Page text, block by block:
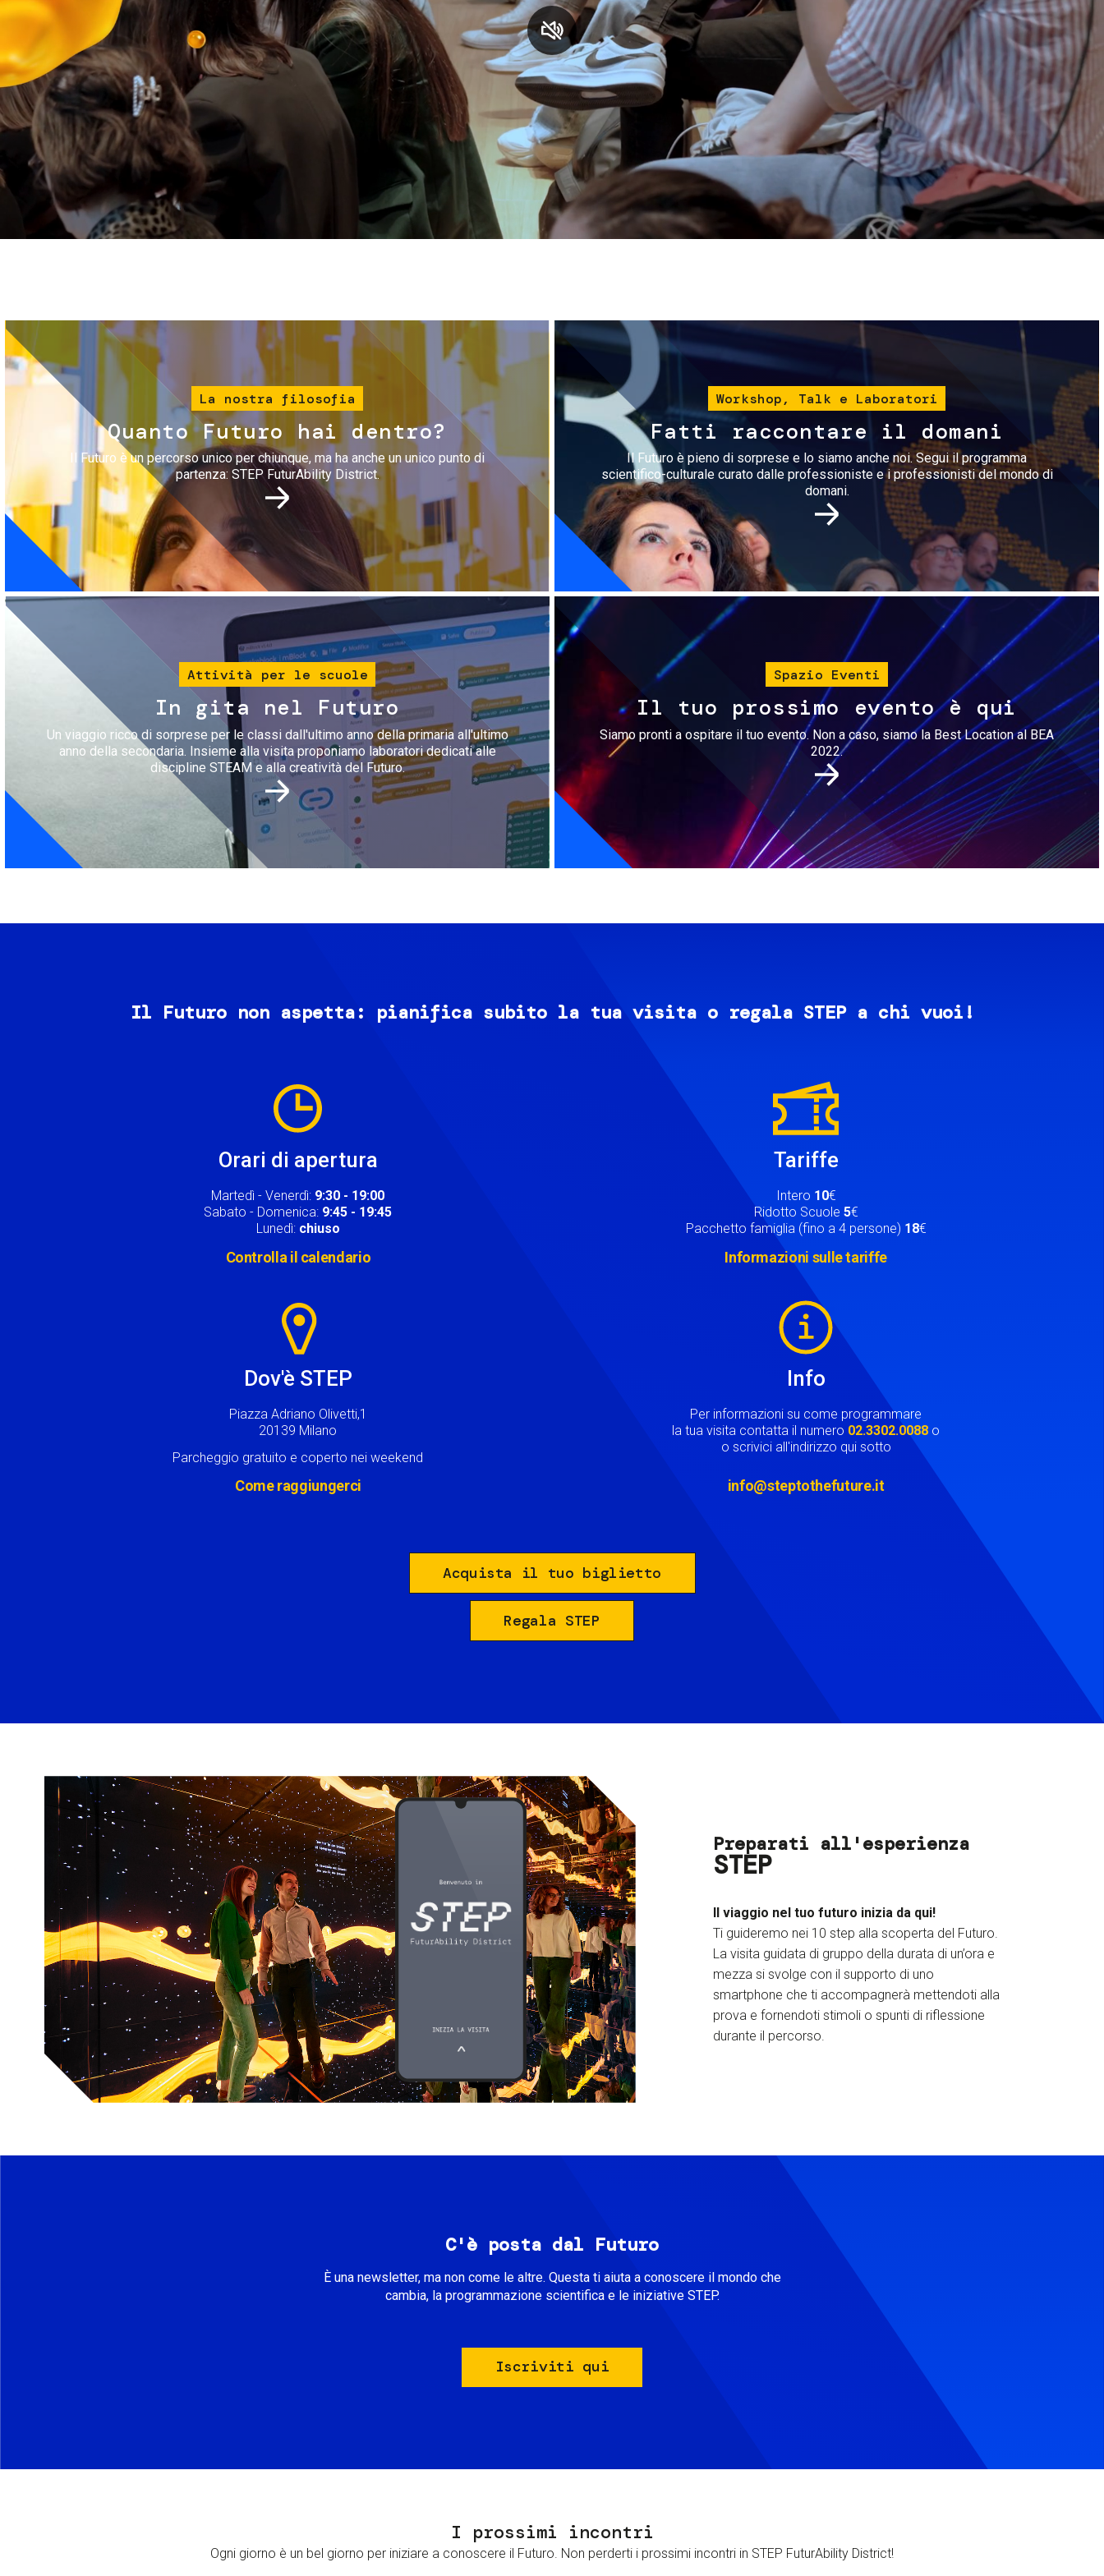
Servizi e accessibilità
Contatti
Biglietti
Immagine
La nostra filosofia
Quanto Futuro hai dentro?
Il Futuro è un percorso unico per chiunque, ma ha anche un unico punto di
partenza: STEP FuturAbility District.
Immagine
Workshop, Talk e Laboratori
Fatti raccontare il domani
Il Futuro è pieno di sorprese e lo siamo anche noi. Segui il programma
scientifico-culturale curato dalle professioniste e i professionisti del mondo di
domani.
Immagine
Attività per le scuole
In gita nel Futuro
Un viaggio ricco di sorprese per le classi dall'ultimo anno della primaria all'ultimo
anno della secondaria. Insieme alla visita proponiamo laboratori dedicati alle
discipline STEAM e alla creatività del Futuro.
Immagine
Spazio Eventi
Il tuo prossimo evento è qui
Siamo pronti a ospitare il tuo evento. Non a caso, siamo la Best Location al BEA
2022.
Il Futuro non aspetta: pianifica subito la tua visita o regala STEP a chi vuoi!
Orari di apertura
Martedì - Venerdì: 9:30 - 19:00
Sabato - Domenica: 9:45 - 19:45
Lunedì: chiuso
Controlla il calendario
Tariffe
Intero 10€
Ridotto Scuole 5€
Pacchetto famiglia (fino a 4 persone) 18€
Informazioni sulle tariffe
Dov'è STEP
Piazza Adriano Olivetti,1
20139 Milano
Parcheggio gratuito e coperto nei weekend
Come raggiungerci
Info
Per informazioni su come programmare
la tua visita contatta il numero 02.3302.0088 o
o scrivici all'indirizzo qui sotto
info@steptothefuture.it
Acquista il tuo biglietto
Regala STEP
Preparati all'esperienza
STEP
Il viaggio nel tuo futuro inizia da qui!
Ti guideremo nei 10 step alla scoperta del Futuro.
La visita guidata di gruppo della durata di un’ora e
mezza si svolge con il supporto di uno
smartphone che ti accompagnerà mettendoti alla
prova e fornendoti stimoli o spunti di riflessione
durante il percorso.
C'è posta dal Futuro
È una newsletter, ma non come le altre. Questa ti aiuta a conoscere il mondo che
cambia, la programmazione scientifica e le iniziative STEP.
Iscriviti qui
I prossimi incontri
Ogni giorno è un bel giorno per iniziare a conoscere il Futuro. Non perderti i prossimi incontri in STEP FuturAbility District!